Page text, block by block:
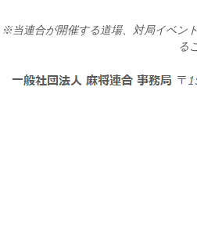
※当連合が開催する道場、対局イベン
る